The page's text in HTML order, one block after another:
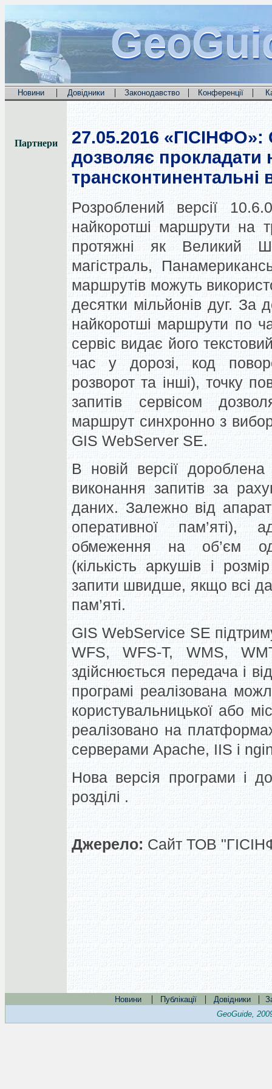
Новини | Довідники | Законодавство | Конференції |
Партнери 27.05.2016 «ГІСІНФО»:
дозволяє прокладати
трансконтинентальні
Розроблений версії
найкоротші маршрути на
протяжні як Великий
магістраль,
маршрутів можуть
десятки мільйонів дуг. За
найкоротші маршрути по
сервіс видає його
час у дорозі, код
розворот та інші), точку
запитів сервісом
маршрут синхронно з
GIS WebServer SE.
В новій версії дороблена
виконання запитів за
даних. Залежно від
оперативної пам’яті),
обмеження на об’єм
(кількість аркушів і
запити швидше, якщо всі
пам’яті.
GIS WebServiсe SE
WFS, WFS-T, WMS,
здійснюється передача і
програмі реалізована
користувальницької або
реалізовано на
серверами Apache, IIS і
Нова версія програми і
розділі .
Джерело: Сайт ТОВ
Новини | Публікації | Довідники |
GeoGuide,